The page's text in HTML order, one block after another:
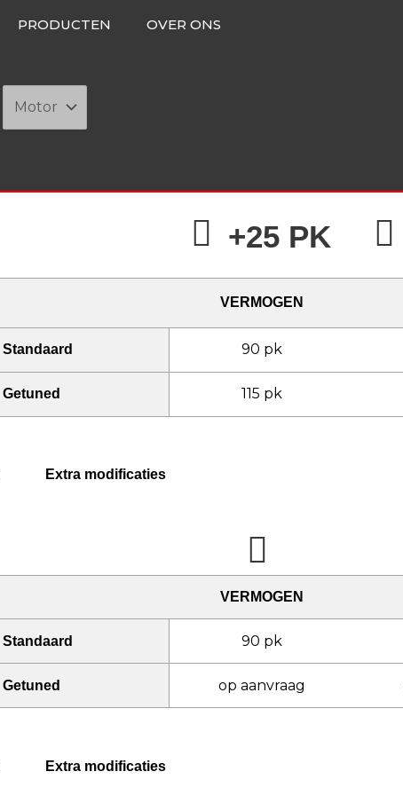
PRODUCTEN OVER ONS
+25 PK
VERMOGEN
Standaard 90 pk
Getuned 115 pk
Extra modificaties
VERMOGEN
Standaard 90 pk
Getuned op aanvraag
Extra modificaties